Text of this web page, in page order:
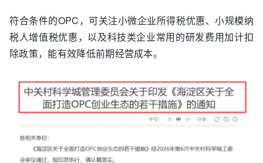
符合条件的OPC，可关注小微企业所得税优惠、小规模纳
税人增值税优惠，以及科技类企业常用的研发费用加计扣
除政策，能有效降低前期经营成本。